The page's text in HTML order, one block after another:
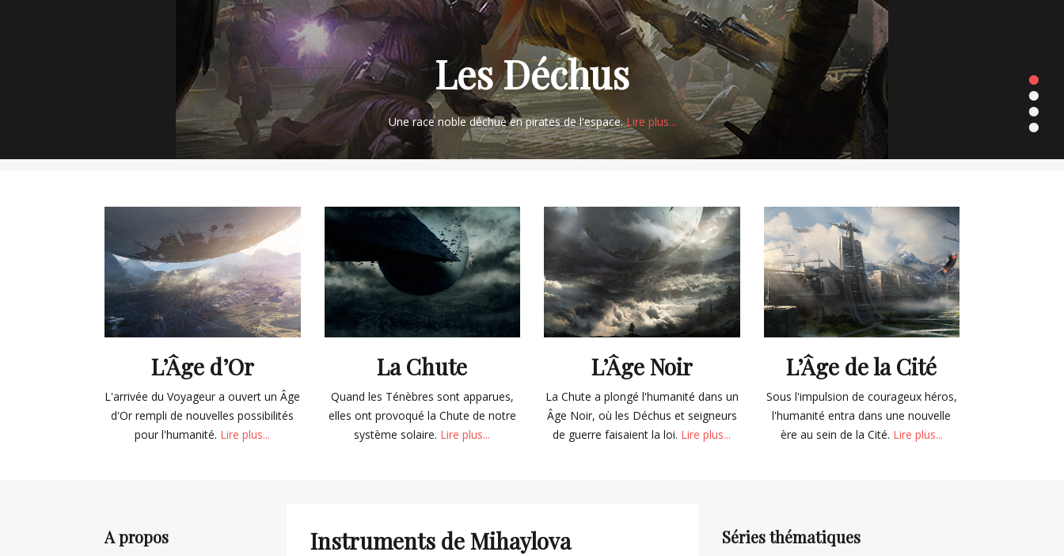
•
•
•
•
Les Vex & le Jardin
Des créatures robotiques et un jardin aux origines et objectifs mystérieux.Lire plus...
L’Âge d’Or
L'arrivée du Voyageur a ouvert un Âge
d'Or rempli de nouvelles possibilités
pour l'humanité. Lire plus...
La Chute
Quand les Ténèbres sont apparues,
elles ont provoqué la Chute de notre
système solaire. Lire plus...
L’Âge Noir
La Chute a plongé l'humanité dans un
Âge Noir, où les Déchus et seigneurs
de guerre faisaient la loi. Lire plus...
L’Âge de la Cité
Sous l'impulsion de courageux héros,
l'humanité entra dans une nouvelle
ère au sein de la Cité. Lire plus...
Instruments de Mihaylova
A propos Séries thématiques